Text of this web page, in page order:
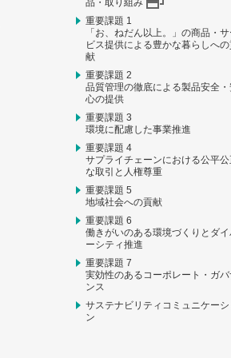
重要課題 1
「お、ねだん以上。」の商品・サ
ビス提供による豊かな暮らしへ
献
重要課題 2
品質管理の徹底による製品安全
心の提供
重要課題 3
環境に配慮した事業推進
重要課題 4
サプライチェーンにおける公平公
な取引と人権尊重
重要課題 5
地域社会への貢献
重要課題 6
働きがいのある環境づくりとダ
ーシティ推進
重要課題 7
実効性のあるコーポレート・ガバ
ンス
サステナビリティコミュニケーシ
ン